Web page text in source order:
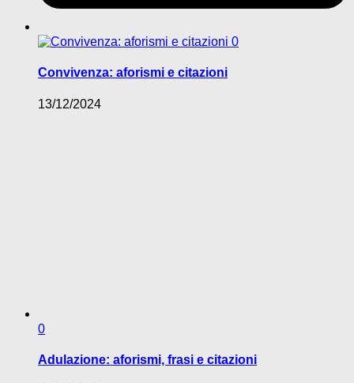
0
Convivenza: aforismi e citazioni
13/12/2024
0
Adulazione: aforismi, frasi e citazioni